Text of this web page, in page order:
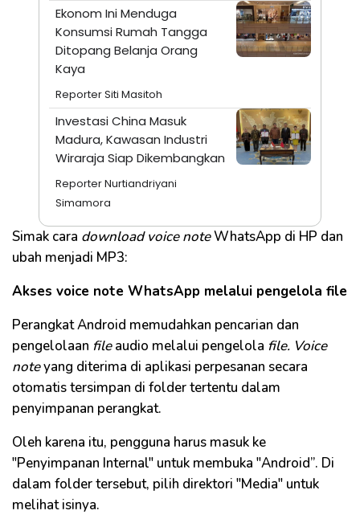
Ekonom Ini Menduga
Konsumsi Rumah Tangga
Ditopang Belanja Orang
Kaya
Reporter Siti Masitoh
Investasi China Masuk
Madura, Kawasan Industri
Wiraraja Siap Dikembangkan
Reporter Nurtiandriyani
Simamora
Simak cara download voice noteWhatsApp di HP dan
ubah menjadi MP3:
Akses voice note WhatsApp melalui pengelola file
Perangkat Android memudahkan pencarian dan
pengelolaan fileaudio melalui pengelola file. Voice
noteyang diterima di aplikasi perpesanan secara
otomatis tersimpan di folder tertentu dalam
penyimpanan perangkat.
Oleh karena itu, pengguna harus masuk ke
"Penyimpanan Internal" untuk membuka "Android”. Di
dalam folder tersebut, pilih direktori "Media" untuk
melihat isinya.